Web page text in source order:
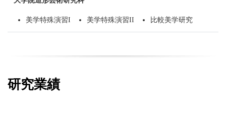
美学特殊演習I 美学特殊演習II 比較美学研究
研究業績